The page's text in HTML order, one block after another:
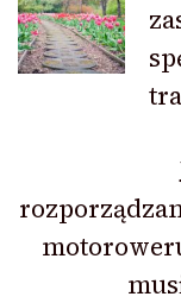
wpisu